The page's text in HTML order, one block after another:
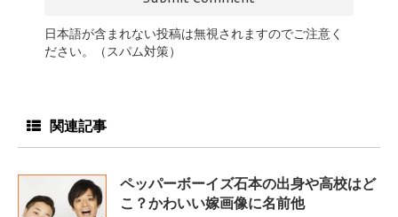
日本語が含まれない投稿は無視されますのでご注意く
ださい。（スパム対策）
関連記事
ペッパーボーイズ石本の出身や高校はど
こ？かわいい嫁画像に名前他